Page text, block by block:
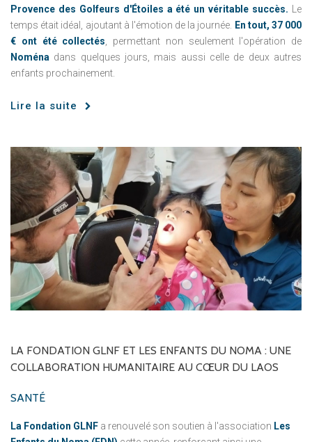
Provence des Golfeurs d'Étoiles a été un véritable succès. Le
temps était idéal, ajoutant à l'émotion de la journée. En tout, 37 000
€ ont été collectés, permettant non seulement l'opération de
Noména dans quelques jours, mais aussi celle de deux autres
enfants prochainement.
Lire la suite
LA FONDATION GLNF ET LES ENFANTS DU NOMA : UNE
COLLABORATION HUMANITAIRE AU CŒUR DU LAOS
SANTÉ
La Fondation GLNF a renouvelé son soutien à l'association Les